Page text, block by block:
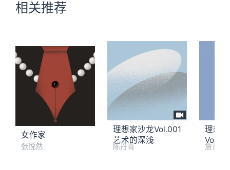
相关推荐
女作家
张悦然
理想家沙龙Vol.001
艺术的深浅
陈丹青
理想
角出发
詹青云